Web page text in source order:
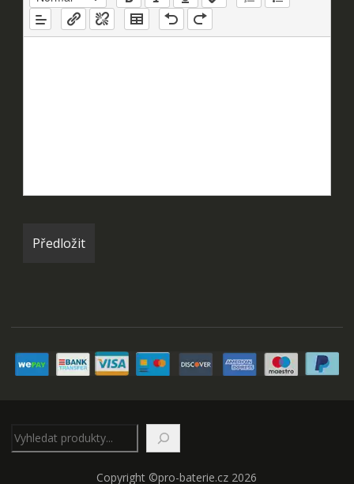
Copyright ©pro-baterie.cz 2026